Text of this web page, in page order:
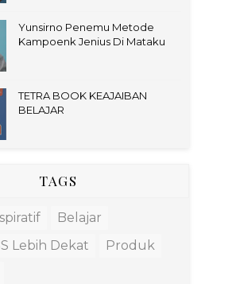
Yunsirno Penemu Metode
Kampoenk Jenius Di Mataku
TETRA BOOK KEAJAIBAN
BELAJAR
TAGS
Belajar
Lebih Dekat
Produk